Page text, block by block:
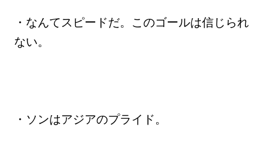
・なんてスピードだ。このゴールは信じられ
ない。
・ソンはアジアのプライド。